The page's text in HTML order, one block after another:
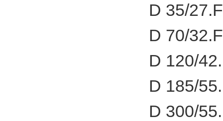
D 35/
D 70/
D 120/
D 185/
D 300/